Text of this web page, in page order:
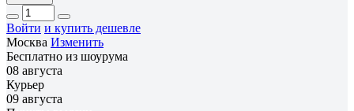
Войти и купить дешевле
Москва Изменить
Бесплатно из шоурума
08 августа
Курьер
09 августа